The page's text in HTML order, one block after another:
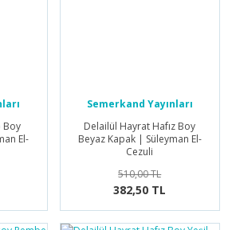
Boy
El-
Semerkand Yayınları
Delailül Hayrat Hafız Boy
Beyaz Kapak | Süleyman El-
Cezuli
510,00 TL
382,50 TL